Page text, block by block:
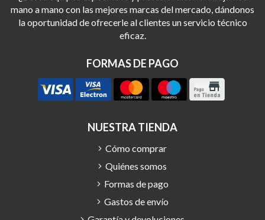
mano a mano con las mejores marcas del mercado, dándonos
la oportunidad de ofrecerle al clientes un servicio técnico
eficaz.
FORMAS DE PAGO
NUESTRA TIENDA
Cómo comprar
Quiénes somos
Formas de pago
Gastos de envío